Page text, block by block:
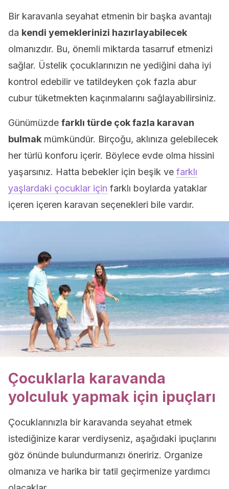
Bir karavanla seyahat etmenin bir başka avantajı
da kendi yemeklerinizi hazırlayabilecek
olmanızdır. Bu, önemli miktarda tasarruf etmenizi
sağlar. Üstelik çocuklarınızın ne yediğini daha iyi
kontrol edebilir ve tatildeyken çok fazla abur
cubur tüketmekten kaçınmalarını sağlayabilirsiniz.
Günümüzde farklı türde çok fazla karavan
bulmak mümkündür. Birçoğu, aklınıza gelebilecek
her türlü konforu içerir. Böylece evde olma hissini
yaşarsınız. Hatta bebekler için beşik ve farklı
yaşlardaki çocuklar için farklı boylarda yataklar
içeren içeren karavan seçenekleri bile vardır.
Çocuklarla karavanda
yolculuk yapmak için ipuçları
Çocuklarınızla bir karavanda seyahat etmek
istediğinize karar verdiyseniz, aşağıdaki ipuçlarını
göz önünde bulundurmanızı öneririz. Organize
olmanıza ve harika bir tatil geçirmenize yardımcı